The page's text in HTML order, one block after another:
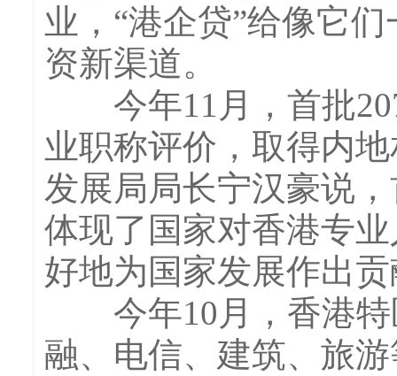
业，“港企贷”给像它
资新渠道。
今年11月，首批207
业职称评价，取得内
发展局局长宁汉豪说
体现了国家对香港专
好地为国家发展作出
今年10月，香港特
融、电信、建筑、旅